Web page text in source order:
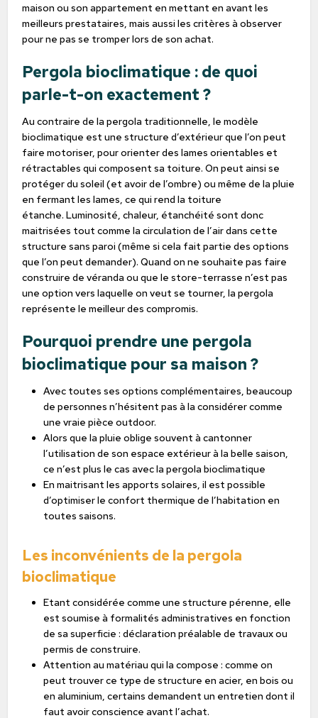
maison ou son appartement en mettant en avant les
meilleurs prestataires, mais aussi les critères à observer
pour ne pas se tromper lors de son achat.
Pergola bioclimatique : de quoi
parle-t-on exactement ?
Au contraire de la pergola traditionnelle, le modèle
bioclimatique est une structure d’extérieur que l’on peut
faire motoriser, pour orienter des lames orientables et
rétractables qui composent sa toiture. On peut ainsi se
protéger du soleil (et avoir de l’ombre) ou même de la pluie
en fermant les lames, ce qui rend la toiture
étanche. Luminosité, chaleur, étanchéité sont donc
maitrisées tout comme la circulation de l’air dans cette
structure sans paroi (même si cela fait partie des options
que l’on peut demander). Quand on ne souhaite pas faire
construire de véranda ou que le store-terrasse n’est pas
une option vers laquelle on veut se tourner, la pergola
représente le meilleur des compromis.
Pourquoi prendre une pergola
bioclimatique pour sa maison ?
Avec toutes ses options complémentaires, beaucoup
de personnes n’hésitent pas à la considérer comme
une vraie pièce outdoor.
Alors que la pluie oblige souvent à cantonner
l’utilisation de son espace extérieur à la belle saison,
ce n’est plus le cas avec la pergola bioclimatique
En maitrisant les apports solaires, il est possible
d’optimiser le confort thermique de l’habitation en
toutes saisons.
Les inconvénients de la pergola
bioclimatique
Etant considérée comme une structure pérenne, elle
est soumise à formalités administratives en fonction
de sa superficie : déclaration préalable de travaux ou
permis de construire.
Attention au matériau qui la compose : comme on
peut trouver ce type de structure en acier, en bois ou
en aluminium, certains demandent un entretien dont il
faut avoir conscience avant l’achat.